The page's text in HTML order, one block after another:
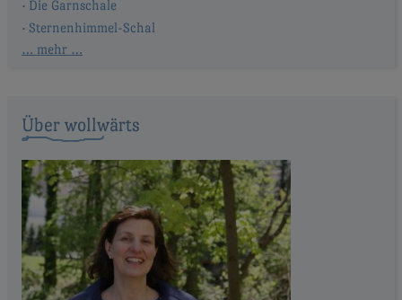
Die Garnschale
Sternenhimmel-Schal
… mehr …
Über wollwärts